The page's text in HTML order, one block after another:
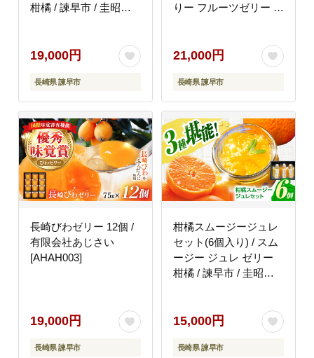
柑橘 / 諫早市 / 圭昭園
19,000円
長崎県 諫早市
りー フルーツゼリー 果
式会社たらみ
21,000円
長崎県 諫早市
長崎びわゼリー 12個 /
有限会社あじさい
[AHAH003]
19,000円
長崎県 諫早市
柑橘スムージージュレ
セット(6個入り) / スム
ージー ジュレ ゼリー
柑橘 / 諫早市 / 圭昭園
15,000円
長崎県 諫早市